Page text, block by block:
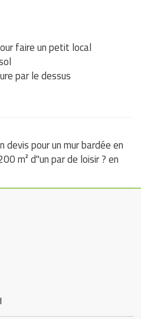
faire un petit local
par le dessus
devis pour un mur bardée en
m² d"un par de loisir ? en